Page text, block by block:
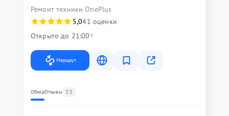
Ремонт техники OnePlus
5,041 оценки
Открыто до 21:00
Маршрут
ОбзорОтзывы 53